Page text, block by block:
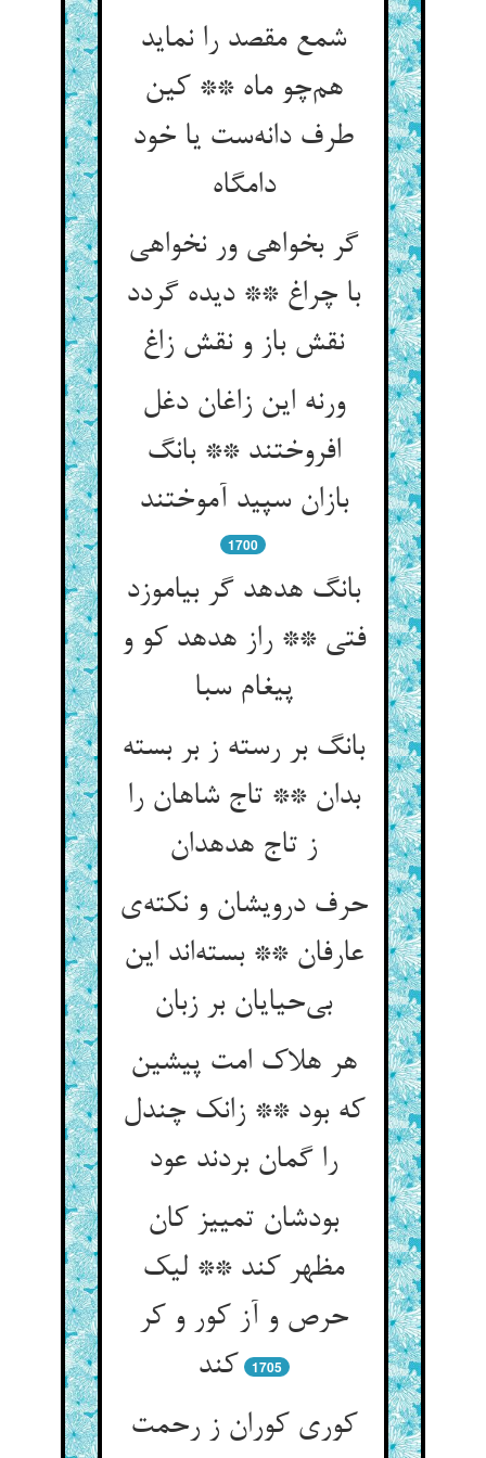
شمع مقصد را نماید
هم‌چو ماه ** کین
طرف دانه‌ست یا خود
دامگاه
گر بخواهی ور نخواهی
با چراغ ** دیده گردد
نقش باز و نقش زاغ
ورنه این زاغان دغل
افروختند ** بانگ
بازان سپید آموختند
1700
بانگ هدهد گر بیاموزد
فتی ** راز هدهد کو و
پیغام سبا
بانگ بر رسته ز بر بسته
بدان ** تاج شاهان را
ز تاج هدهدان
حرف درویشان و نکته‌ی
عارفان ** بسته‌اند این
بی‌حیایان بر زبان
هر هلاک امت پیشین
که بود ** زانک چندل
را گمان بردند عود
بودشان تمییز کان
مظهر کند ** لیک
حرص و آز کور و کر
کند
1705
کوری کوران ز رحمت